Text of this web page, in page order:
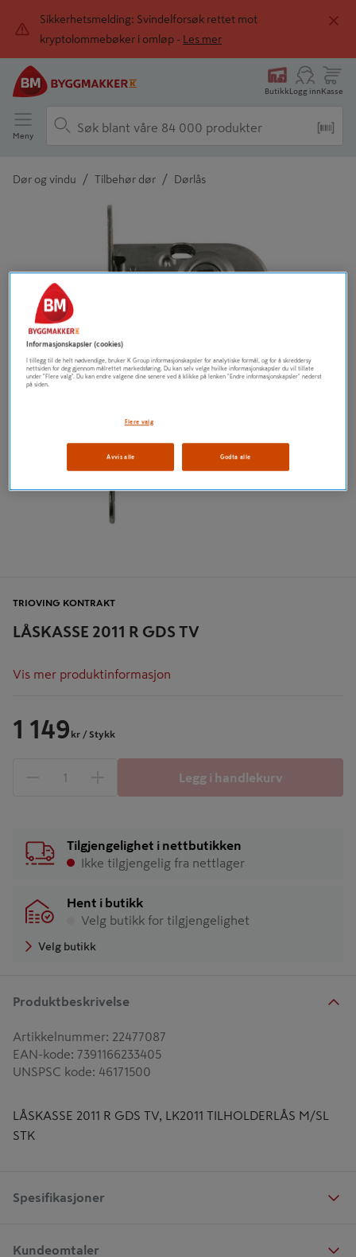
Sikkerhetsmelding: Svindelforsøk rettet mot
kryptolommebøker i omløp -
Les mer
ButikkLogg innKasse
Meny
Dør og vindu / Tilbehør dør / Dørlås
Detaljert beskrivelse finnes i produktbeskrivelsen
LÅSKASSE 2011 R GDS TV
TRIOVING KONTRAKT
Vis mer produktinformasjon
1 149 kr / Stykk
1 produkter
Legg i handlekurv
Tilgjengelighet i nettbutikken
Ikke tilgjengelig fra nettlager
Hent i butikk
Velg butikk for tilgjengelighet
Velg butikk
Produktbeskrivelse
Artikkelnummer: 22477087
EAN-kode: 7391166233405
UNSPSC kode: 46171500
LÅSKASSE 2011 R GDS TV, LK2011 TILHOLDERLÅS M/SL
STK
Spesifikasjoner
Kundeomtaler
Informasjonskapsler (cookies)
I tillegg til de helt nødvendige, bruker K Group informasjonskapsler for analytiske formål, og for å skreddersy
nettsiden for deg gjennom målrettet markedsføring. Du kan selv velge hvilke informasjonskapsler du vil tillate
under "Flere valg". Du kan endre valgene dine senere ved å klikke på lenken "Endre informasjonskapsler" nederst
på siden.
Flere valg
Avvis alle Godta alle